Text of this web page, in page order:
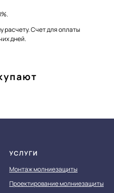
расчету. Счет для оплаты
дней.
УСЛУГИ
Монтаж молниезащиты
Проектирование молниезащиты